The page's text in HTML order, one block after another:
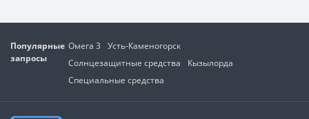
Популярные
запросы
Омега 3
Усть-Каменогорск
Солнцезащитные средства
Кызылорда
Специальные средства